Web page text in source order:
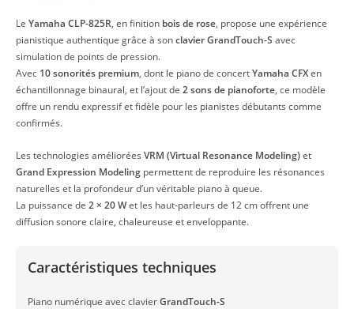
Le Yamaha CLP-825R, en finition bois de rose, propose une expérience
pianistique authentique grâce à sonclavier GrandTouch-S avec
simulation de points de pression.
Avec 10 sonorités premium, dont le piano de concertYamaha CFXen
échantillonnage binaural, et l’ajout de 2 sons de pianoforte, ce modèle
offre un rendu expressif et fidèle pour les pianistes débutants comme
confirmés.
Les technologies améliorées VRM (Virtual Resonance Modeling)et
Grand Expression Modeling permettent de reproduire les résonances
naturelles et la profondeur d’un véritable piano à queue.
La puissance de 2 × 20 Wet les haut-parleurs de 12 cm offrent une
diffusion sonore claire, chaleureuse et enveloppante.
Caractéristiques techniques
Piano numérique avec clavierGrandTouch-S